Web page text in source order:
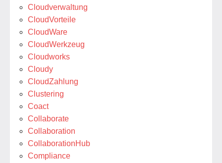
Cloudverwaltung
CloudVorteile
CloudWare
CloudWerkzeug
Cloudworks
Cloudy
CloudZahlung
Clustering
Coact
Collaborate
Collaboration
CollaborationHub
Compliance